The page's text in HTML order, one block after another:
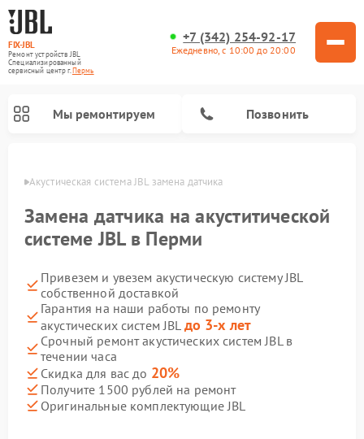
FIX-JBL
Ремонт устройств JBL
Специализированный
cервисный центр г.Пермь
+7 (342) 254-92-17
Ежедневно, с 10:00 до 20:00
Мы ремонтируем Позвонить
Акустическая система JBL замена датчика
Замена датчика на акуститической
системе JBL в Перми
Привезем и увезем акустическую систему JBL
собственной доставкой
Гарантия на наши работы по ремонту
акустических систем JBL до 3-х лет
Срочный ремонт акустических систем JBL в
течении часа
Скидка для вас до 20%
Получите 1500 рублей на ремонт
Оригинальные комплектующие JBL